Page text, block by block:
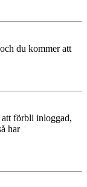
du kommer att
förbli inloggad,
har